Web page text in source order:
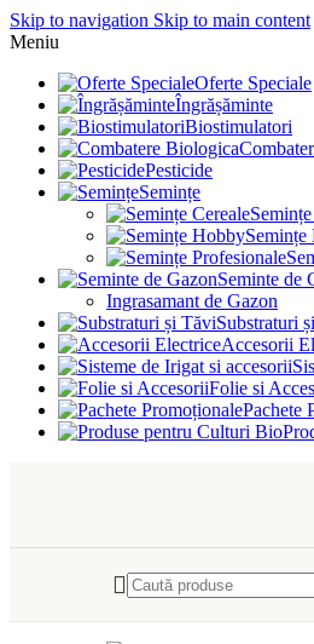
Skip to navigation Skip to main content
Meniu
Oferte Speciale
Îngrășăminte
Biostimulatori
Pesticide
Semințe
Seminte de
Ingrasamant de Gazon
Substraturi
Accesorii
Folie si
Pachete